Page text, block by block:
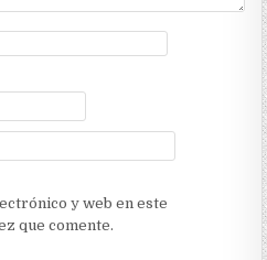
y web en este
que comente.